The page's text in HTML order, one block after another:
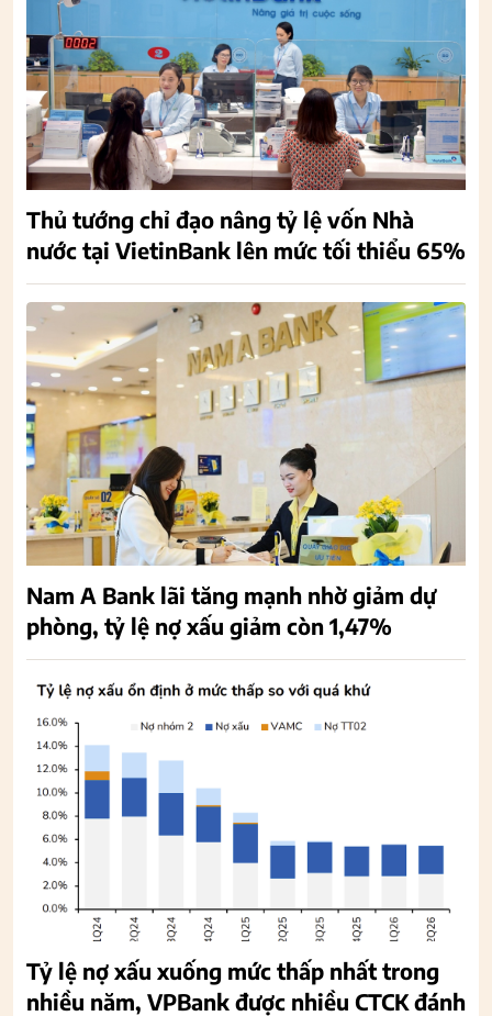
Thủ tướng chỉ đạo nâng tỷ lệ vốn Nhà
nước tại VietinBank lên mức tối thiểu 65%
Nam A Bank lãi tăng mạnh nhờ giảm dự
phòng, tỷ lệ nợ xấu giảm còn 1,47%
Tỷ lệ nợ xấu xuống mức thấp nhất trong
nhiều năm, VPBank được nhiều CTCK đánh